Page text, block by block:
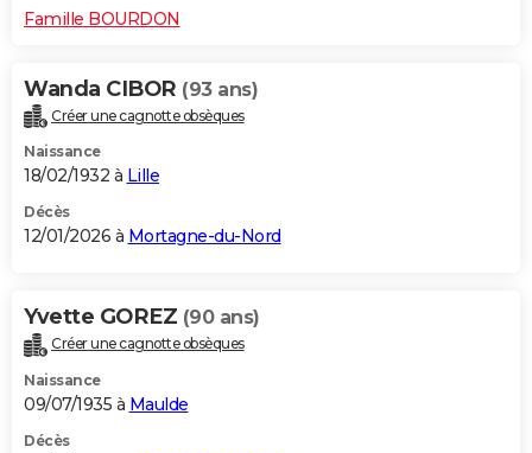
Famille BOURDON
Wanda CIBOR (93 ans)
Créer une cagnotte obsèques
Naissance
18/02/1932 à Lille
Décès
12/01/2026 à Mortagne-du-Nord
Yvette GOREZ (90 ans)
Créer une cagnotte obsèques
Naissance
09/07/1935 à Maulde
Décès